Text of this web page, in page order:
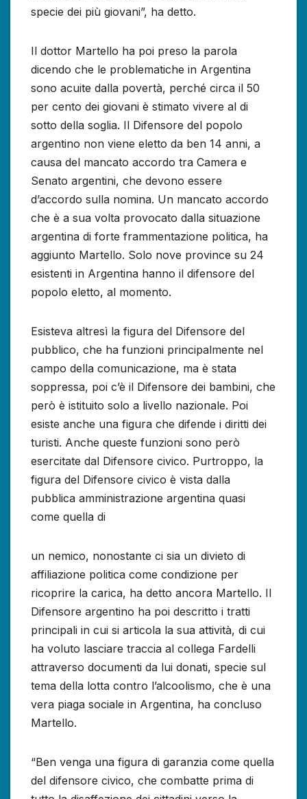
specie dei più giovani”, ha detto.
Il dottor Martello ha poi preso la parola
dicendo che le problematiche in Argentina
sono acuite dalla povertà, perché circa il 50
per cento dei giovani è stimato vivere al di
sotto della soglia. Il Difensore del popolo
argentino non viene eletto da ben 14 anni, a
causa del mancato accordo tra Camera e
Senato argentini, che devono essere
d’accordo sulla nomina. Un mancato accordo
che è a sua volta provocato dalla situazione
argentina di forte frammentazione politica, ha
aggiunto Martello. Solo nove province su 24
esistenti in Argentina hanno il difensore del
popolo eletto, al momento.
Esisteva altresì la figura del Difensore del
pubblico, che ha funzioni principalmente nel
campo della comunicazione, ma è stata
soppressa, poi c’è il Difensore dei bambini, che
però è istituito solo a livello nazionale. Poi
esiste anche una figura che difende i diritti dei
turisti. Anche queste funzioni sono però
esercitate dal Difensore civico. Purtroppo, la
figura del Difensore civico è vista dalla
pubblica amministrazione argentina quasi
come quella di
un nemico, nonostante ci sia un divieto di
affiliazione politica come condizione per
ricoprire la carica, ha detto ancora Martello. Il
Difensore argentino ha poi descritto i tratti
principali in cui si articola la sua attività, di cui
ha voluto lasciare traccia al collega Fardelli
attraverso documenti da lui donati, specie sul
tema della lotta contro l’alcoolismo, che è una
vera piaga sociale in Argentina, ha concluso
Martello.
“Ben venga una figura di garanzia come quella
del difensore civico, che combatte prima di